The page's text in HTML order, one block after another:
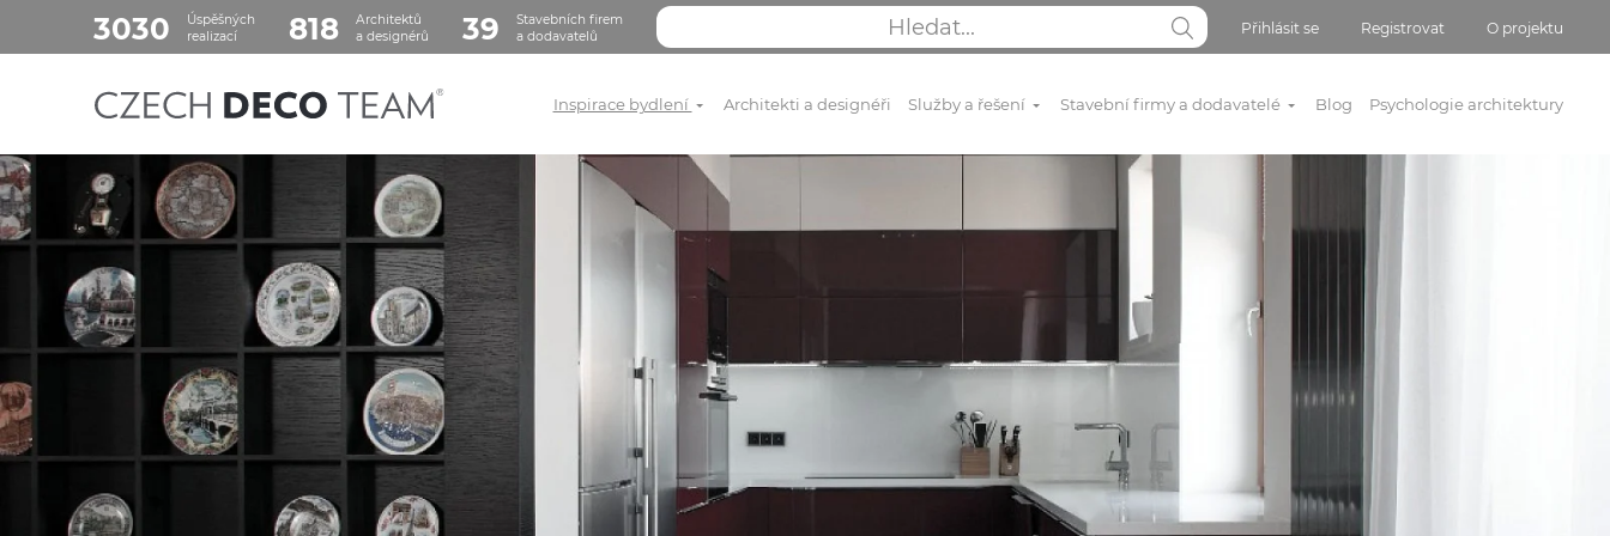
3030
Úspěšných
realizací
818
Architektů
a designérů
39
Stavebních firem
a dodavatelů
Přihlásit se Registrovat O projektu
Inspirace bydlení Architekti a designéři Služby a řešení Stavební firmy a dodavatelé Blog Psychologie architektury